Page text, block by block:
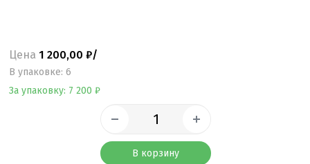
Цена 1 200,00 ₽/
B упаковке: 6
За упаковку: 7 200 ₽
В корзину